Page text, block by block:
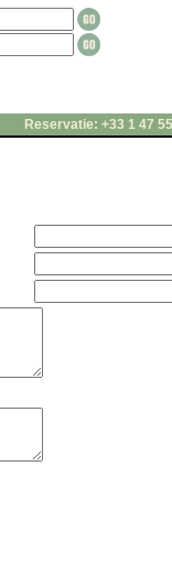
Reservatie: +33 1 47